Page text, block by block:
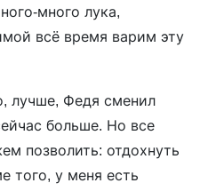
много лука,
всё время варим эту
лучше, Федя сменил
больше. Но все
позволить: отдохнуть
того, у меня есть